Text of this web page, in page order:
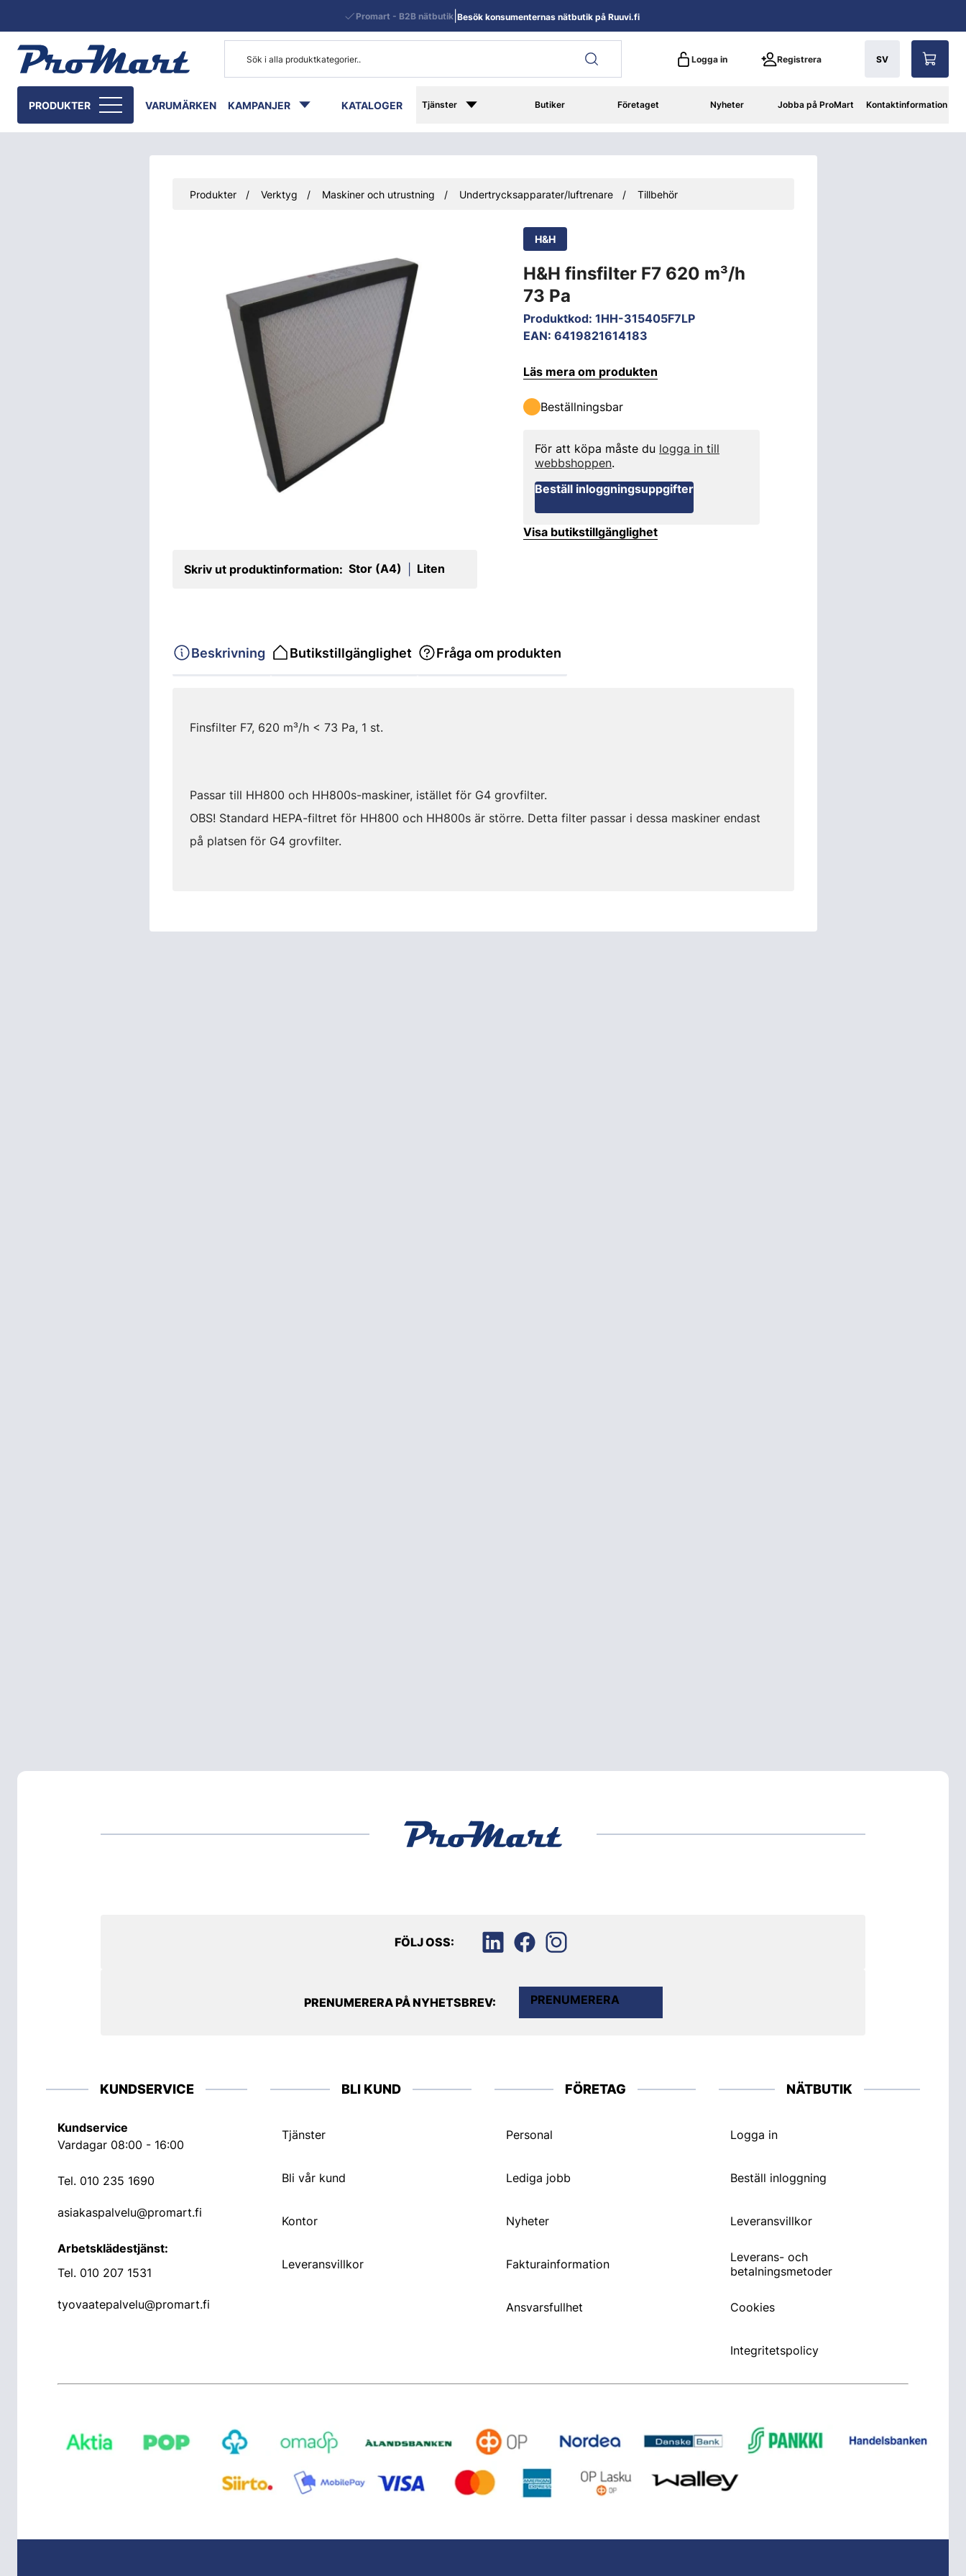
Logga in Registrera SV
PRODUKTER VARUMÄRKEN KAMPANJER KATALOGER Tjänster Butiker Företaget Nyheter Jobba på ProMart Kontaktinformation
Promart - B2B nätbutik Besök konsumenternas nätbutik på Ruuvi.fi
Produkter Verktyg Maskiner och utrustning Undertrycksapparater/luftrenare Tillbehör
H&H
H&H finsfilter F7 620 m³/h
73 Pa
Produktkod: 1HH-315405F7LP
EAN: 6419821614183
Skriv ut produktinformation: Stor (A4) Liten
Läs mera om produkten
Beställningsbar
För att köpa måste du logga in till
webbshoppen.
Beställ inloggningsuppgifter
Visa butikstillgänglighet
Beskrivning Butikstillgänglighet Fråga om produkten
Finsfilter F7, 620 m³/h < 73 Pa, 1 st.
Passar till HH800 och HH800s-maskiner, istället för G4 grovfilter.
OBS! Standard HEPA-filtret för HH800 och HH800s är större. Detta filter passar i dessa maskiner endast
på platsen för G4 grovfilter.
FÖLJ OSS:
PRENUMERERA PÅ NYHETSBREV: PRENUMERERA
KUNDSERVICE
Kundservice
Vardagar 08:00 - 16:00
Tel. 010 235 1690
asiakaspalvelu@promart.fi
Arbetsklädestjänst:
Tel. 010 207 1531
tyovaatepalvelu@promart.fi
BLI KUND
Tjänster
Bli vår kund
Kontor
Leveransvillkor
FÖRETAG
Personal
Lediga jobb
Nyheter
Fakturainformation
Ansvarsfullhet
NÄTBUTIK
Logga in
Beställ inloggning
Leveransvillkor
Leverans- och
betalningsmetoder
Cookies
Integritetspolicy